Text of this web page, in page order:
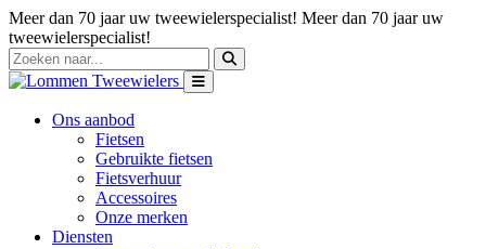
Meer dan 70 jaar uw tweewielerspecialist! Meer dan 70 jaar uw
tweewielerspecialist!
Ons aanbod
Fietsen
Gebruikte fietsen
Fietsverhuur
Accessoires
Onze merken
Diensten